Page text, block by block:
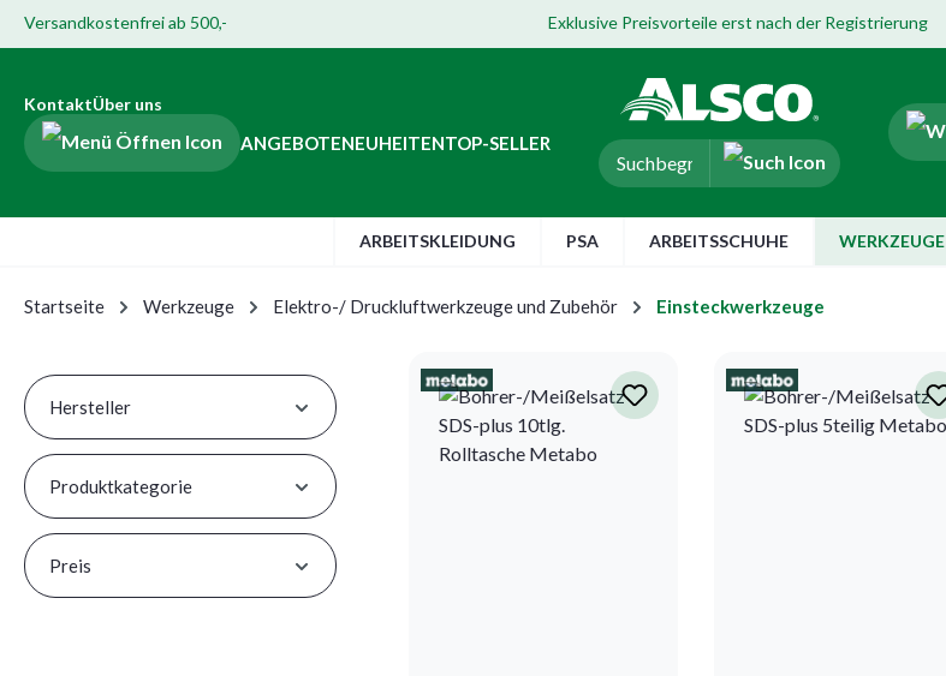
springen
Suche springen
Zur Hauptnavigation springen
Zur Navigation der B2B-Plattform springen
Versandkostenfrei ab 500,- Exklusive Preisvorteile erst nach der Registrierung
KontaktÜber uns
ANGEBOTENEUHEITENTOP-SELLER
ARBEITSKLEIDUNG PSA ARBEITSSCHUHE WERKZEUGE
Startseite Werkzeuge Elektro-/ Druckluftwerkzeuge und Zubehör Einsteckwerkzeuge
Hersteller
Produktkategorie
Preis